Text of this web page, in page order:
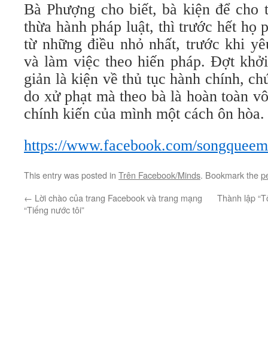
Bà Phượng cho biết, bà kiện để cho
thừa hành pháp luật, thì trước hết họ
từ những điều nhỏ nhất, trước khi
và làm việc theo hiến pháp. Đợt
giản là kiện về thủ tục hành chính,
do xử phạt mà theo bà là hoàn toàn
chính kiến của mình một cách ôn hòa.
https://www.facebook.com/
This entry was posted in Trên Facebook/Minds. Bookmark the
← Lời chào của trang Facebook và trang mạng
“Tiếng nước tôi”
Thành lập